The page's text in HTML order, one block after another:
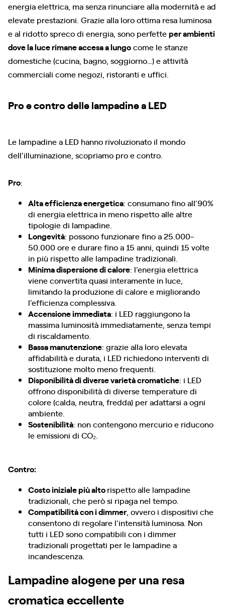
energia elettrica, ma senza rinunciare alla modernità e ad
elevate prestazioni. Grazie alla loro ottima resa luminosa
e al ridotto spreco di energia, sono perfetteper ambienti
dove la luce rimane accesa a lungocome le stanze
domestiche (cucina, bagno, soggiorno…) e attività
commerciali come negozi, ristoranti e uffici.
Pro e contro delle lampadine a LED
Le lampadine a LED hanno rivoluzionato il mondo
dell’illuminazione, scopriamo pro e contro.
Pro:
Alta efficienza energetica: consumano fino all’90%
di energia elettrica in meno rispetto alle altre
tipologie di lampadine.
Longevità: possono funzionare fino a 25.000-
50.000 ore e durare fino a 15 anni, quindi 15 volte
in più rispetto alle lampadine tradizionali.
Minima dispersione di calore: l’energia elettrica
viene convertita quasi interamente in luce,
limitando la produzione di calore e migliorando
l’efficienza complessiva.
Accensione immediata: i LED raggiungono la
massima luminosità immediatamente, senza tempi
di riscaldamento.
Bassa manutenzione: grazie alla loro elevata
affidabilità e durata, i LED richiedono interventi di
sostituzione molto meno frequenti.
Disponibilità di diverse varietà cromatiche: i LED
offrono disponibilità di diverse temperature di
colore (calda, neutra, fredda) per adattarsi a ogni
ambiente.
Sostenibilità: non contengono mercurio e riducono
le emissioni di CO₂.
Contro:
Costo iniziale più altorispetto alle lampadine
tradizionali, che però si ripaga nel tempo.
Compatibilità con i dimmer , ovvero i dispositivi che
consentono di regolare l’intensità luminosa. Non
tutti i LED sono compatibili con i dimmer
tradizionali progettati per le lampadine a
incandescenza.
Lampadine alogene per una resa
cromatica eccellente